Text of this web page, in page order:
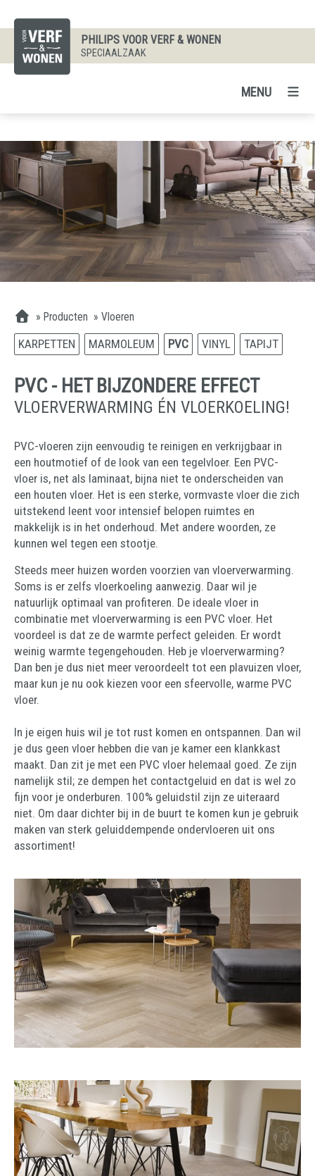
PHILIPS VOOR VERF & WONEN
SPECIAALZAAK
MENU
» Producten »Vloeren
KARPETTEN MARMOLEUM PVC VINYL TAPIJT
PVC - HET BIJZONDERE EFFECT
VLOERVERWARMING ÉN VLOERKOELING!
PVC-vloeren zijn eenvoudig te reinigen en verkrijgbaar in
een houtmotief of de look van een tegelvloer. Een PVC-
vloer is, net als laminaat, bijna niet te onderscheiden van
een houten vloer. Het is een sterke, vormvaste vloer die zich
uitstekend leent voor intensief belopen ruimtes en
makkelijk is in het onderhoud. Met andere woorden, ze
kunnen wel tegen een stootje.
Steeds meer huizen worden voorzien van vloerverwarming.
Soms is er zelfs vloerkoeling aanwezig. Daar wil je
natuurlijk optimaal van profiteren. De ideale vloer in
combinatie met vloerverwarming is een PVC vloer. Het
voordeel is dat ze de warmte perfect geleiden. Er wordt
weinig warmte tegengehouden. Heb je vloerverwarming?
Dan ben je dus niet meer veroordeelt tot een plavuizen vloer,
maar kun je nu ook kiezen voor een sfeervolle, warme PVC
vloer.
In je eigen huis wil je tot rust komen en ontspannen. Dan wil
je dus geen vloer hebben die van je kamer een klankkast
maakt. Dan zit je met een PVC vloer helemaal goed. Ze zijn
namelijk stil; ze dempen het contactgeluid en dat is wel zo
fijn voor je onderburen. 100% geluidstil zijn ze uiteraard
niet. Om daar dichter bij in de buurt te komen kun je gebruik
maken van sterk geluiddempende ondervloeren uit ons
assortiment!